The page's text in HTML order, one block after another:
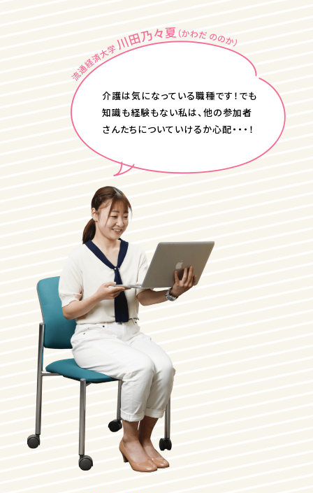
介護は気になっている職種です！でも
知識も経験もない私は、他の参加者
さんたちについていけるか心配・・・！